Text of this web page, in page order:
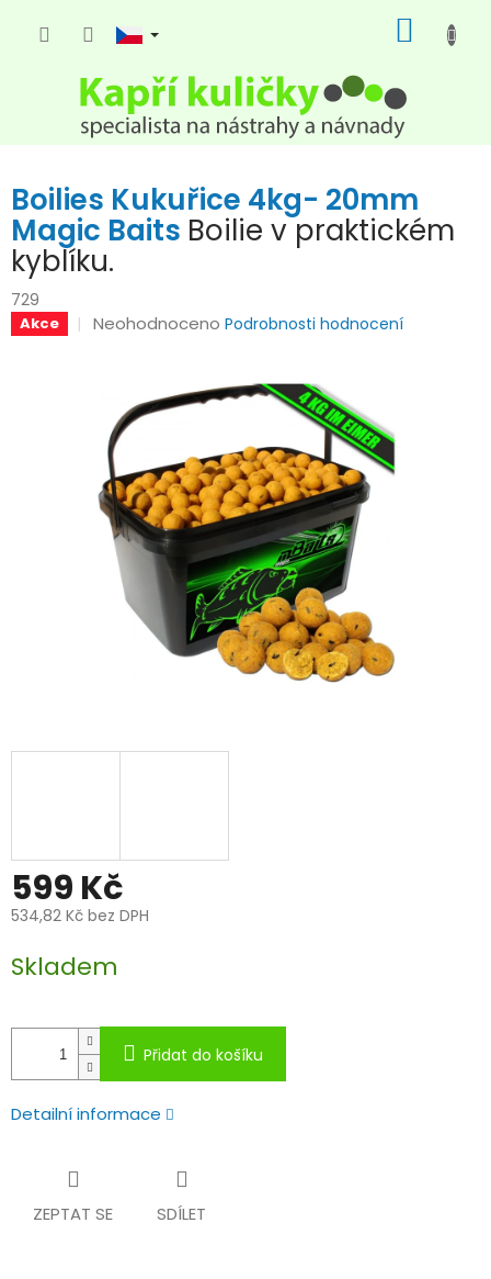
KOŠÍK
Boilies Kukuřice 4kg- 20mm
Magic Baits Boilie v praktickém
kyblíku.
729
Akce
Průměrné
0,0
hvězdiček.
Neohodnoceno Podrobnosti hodnocení
599 Kč
534,82 Kč bez DPH
cena:
Skladem
Přidat do košíku
Detailní informace
ZEPTAT SE SDÍLET